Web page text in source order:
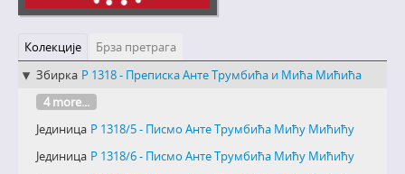
Колекције
Брза претрага
Збирка Р 1318 - Преписка Анте Трумбића и Мића Мићића
4 more...
Јединица Р 1318/5 - Писмо Анте Трумбића Мићу Мићићу
Јединица Р 1318/6 - Писмо Анте Трумбића Мићу Мићићу